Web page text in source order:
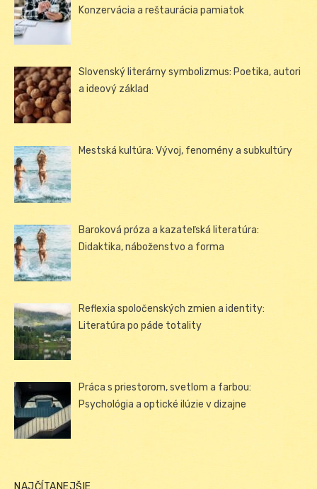
Konzervácia a reštaurácia pamiatok
Slovenský literárny symbolizmus: Poetika, autori
a ideový základ
Mestská kultúra: Vývoj, fenomény a subkultúry
Baroková próza a kazateľská literatúra:
Didaktika, náboženstvo a forma
Reflexia spoločenských zmien a identity:
Literatúra po páde totality
Práca s priestorom, svetlom a farbou:
Psychológia a optické ilúzie v dizajne